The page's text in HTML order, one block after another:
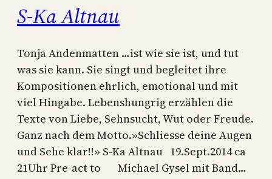
S-Ka Altnau
Tonja Andenmatten …ist wie sie ist, und tut
was sie kann. Sie singt und begleitet ihre
Kompositionen ehrlich, emotional und mit
viel Hingabe. Lebenshungrig erzählen die
Texte von Liebe, Sehnsucht, Wut oder Freude.
Ganz nach dem Motto.»Schliesse deine Augen
und Sehe klar!!» S-Ka Altnau 19.Sept.2014 ca
21Uhr Pre-act to Michael Gysel mit Band…